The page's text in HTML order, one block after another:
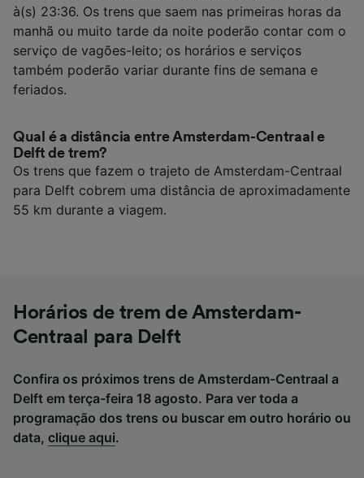
à(s) 23:36. Os trens que saem nas primeiras horas da
manhã ou muito tarde da noite poderão contar com o
serviço de vagões-leito; os horários e serviços
também poderão variar durante fins de semana e
feriados.
Qual é a distância entre Amsterdam-Centraal e
Delft de trem?
Os trens que fazem o trajeto de Amsterdam-Centraal
para Delft cobrem uma distância de aproximadamente
55 km durante a viagem.
Horários de trem de Amsterdam-
Centraal para Delft
Confira os próximos trens de Amsterdam-Centraal a
Delft em terça-feira 18 agosto. Para ver toda a
programação dos trens ou buscar em outro horário ou
data, clique aqui.